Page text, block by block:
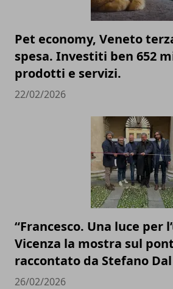
Pet economy, Veneto
spesa. Investiti ben 652
prodotti e servizi.
22/02/2026
“Francesco. Una luce per
Vicenza la mostra sul
raccontato da Stefano
26/02/2026